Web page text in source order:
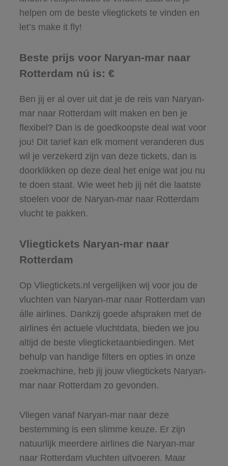
helpen om de beste vliegtickets te vinden en
let’s make it fly!
Beste prijs voor Naryan-mar naar
Rotterdam nú is: €
Ben jij er al over uit dat je de reis van Naryan-
mar naar Rotterdam wilt maken en ben je
flexibel? Dan is de goedkoopste deal wat voor
jou! Dit tarief kan elk moment veranderen dus
wil je verzekerd zijn van deze tickets, dan is
doorklikken op deze deal het enige wat jou nu
te doen staat. Wie weet heb jij nét die laatste
stoelen voor de Naryan-mar naar Rotterdam
vlucht te pakken.
Vliegtickets Naryan-mar naar
Rotterdam
Op Vliegtickets.nl vergelijken wij voor jou de
vluchten van Naryan-mar naar Rotterdam van
álle airlines. Dankzij goede afspraken met de
airlines én actuele vluchtdata, bieden we jou
altijd de beste vliegticketaanbiedingen. Met
behulp van handige filters en opties in onze
zoekmachine, heb jij jouw vliegtickets Naryan-
mar naar Rotterdam zo gevonden.
Vliegen vanaf Naryan-mar naar deze
bestemming is een slimme keuze. Er zijn
natuurlijk meerdere airlines die Naryan-mar
naar Rotterdam vluchten uitvoeren. Maar